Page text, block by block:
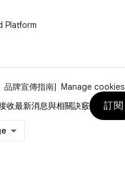
Platform
品牌宣傳指南
Manage cookies
收最新消息與相關訣竅
訂閱